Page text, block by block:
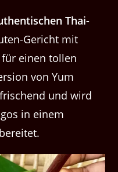
Thai-
Gericht mit
einen tollen
von Yum
und wird
in einem